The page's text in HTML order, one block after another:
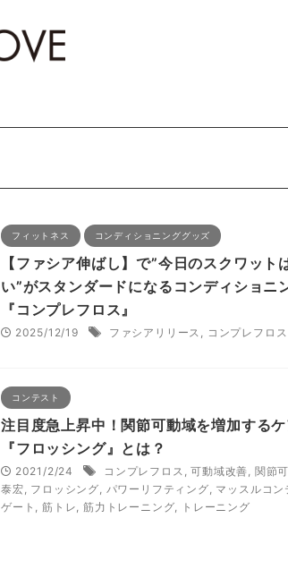
フィットネス コンディショニンググッズ
【ファシア伸ばし】で”今日のスクワット
い”がスタンダードになるコンディショニ
『コンプレフロス』
2025/12/19 ファシアリリース , コンプレフロス
コンテスト
注目度急上昇中！関節可動域を増加する
『フロッシング』とは？
2021/2/24 コンプレフロス ,可動域改善, 関節
泰宏, フロッシング, パワーリフティング, マッスルコン
ゲート ,筋トレ,筋力トレーニング, トレーニング